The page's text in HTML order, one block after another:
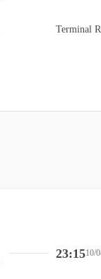
Terminal
23:1510/